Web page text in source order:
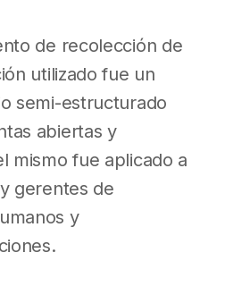
de recolección de
utilizado fue un
semi-estructurado
abiertas y
mismo fue aplicado a
gerentes de
y